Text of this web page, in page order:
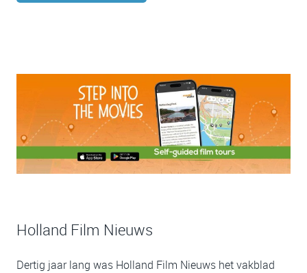
Holland Film Nieuws
Dertig jaar lang was Holland Film Nieuws het vakblad